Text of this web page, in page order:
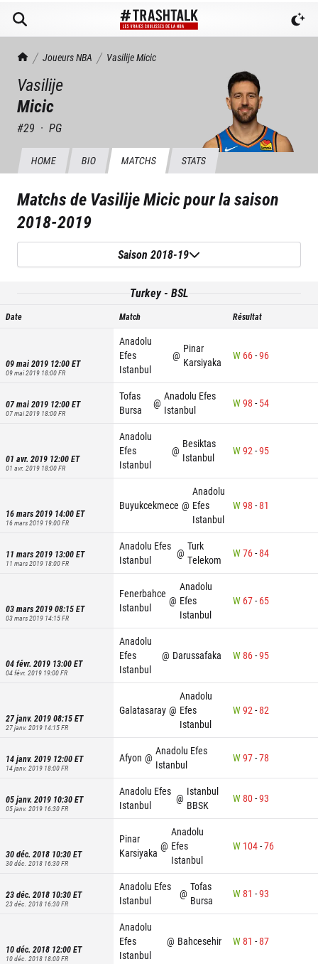
TrashTalk Actu NBA
Joueurs NBA VasilijeMicic
Vasilije
Micic
#29 · PG
HOME BIO MATCHS STATS
Matchs de Vasilije Micicpour la saison
2018-2019
Saison 2018-19
Turkey - BSL
Date Match Résultat
09 mai 2019 12:00ET
09 mai 2019 18:00FR
Anadolu
Efes
Istanbul
@
Pinar
Karsiyaka
W 66-96
07 mai 2019 12:00ET
07 mai 2019 18:00FR
Tofas
Bursa
@
Anadolu Efes
Istanbul
W98 - 54
01 avr. 2019 12:00ET
01 avr. 2019 18:00FR
Anadolu
Efes
Istanbul
@
Besiktas
Istanbul
W92-95
16 mars 2019 14:00ET
16 mars 2019 19:00FR
Buyukcekmece @
Anadolu
Efes
Istanbul
W98 -81
11 mars 2019 13:00ET
11 mars 2019 18:00FR
Anadolu Efes
Istanbul
@
Turk
Telekom
W76-84
03 mars 2019 08:15ET
03 mars 2019 14:15FR
Fenerbahce
Istanbul
@
Anadolu
Efes
Istanbul
W 67- 65
04 févr. 2019 13:00ET
04 févr. 2019 19:00FR
Anadolu
Efes
Istanbul
@ Darussafaka W86-95
27 janv. 2019 08:15ET
27 janv. 2019 14:15FR
Galatasaray @
Anadolu
Efes
Istanbul
W92-82
14 janv. 2019 12:00ET
14 janv. 2019 18:00FR
Afyon @
Anadolu Efes
Istanbul
W97-78
05 janv. 2019 10:30ET
05 janv. 2019 16:30FR
Anadolu Efes
Istanbul
@
Istanbul
BBSK
W80-93
30 déc. 2018 10:30ET
30 déc. 2018 16:30FR
Pinar
Karsiyaka
@
Anadolu
Efes
Istanbul
W 104-76
23 déc. 2018 10:30ET
23 déc. 2018 16:30FR
Anadolu Efes
Istanbul
@
Tofas
Bursa
W81 -93
10 déc. 2018 12:00ET
10 déc. 2018 18:00FR
Anadolu
Efes
Istanbul
@ Bahcesehir W81 -87